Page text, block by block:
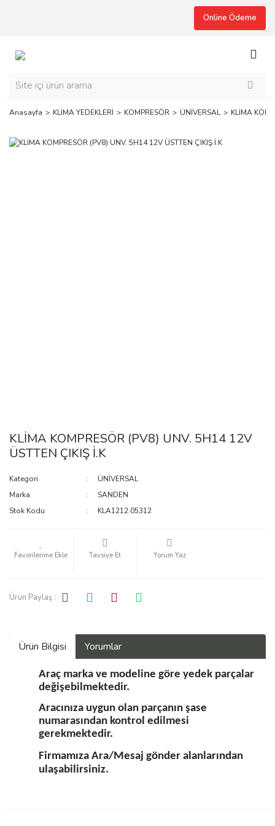
Online Ödeme
Anasayfa KLİMA YEDEKLERİ KOMPRESÖR ÜNİVERSAL KLİMA
KLİMA KOMPRESÖR (PV8) UNV. 5H14 12V
ÜSTTEN ÇIKIŞ İ.K
Kategori
ÜNİVERSAL
Marka
SANDEN
Stok Kodu
KLA1212.05312
Tavsiye Et Yorum Yaz
Ürün Paylaş :
Ürün Bilgisi Yorumlar
Araç marka ve modeline göre yedek parçalar
değişebilmektedir.
Aracınıza uygun olan parçanın şase
numarasından kontrol edilmesi
gerekmektedir.
Firmamıza Ara/Mesaj gönder alanlarından
ulaşabilirsiniz.